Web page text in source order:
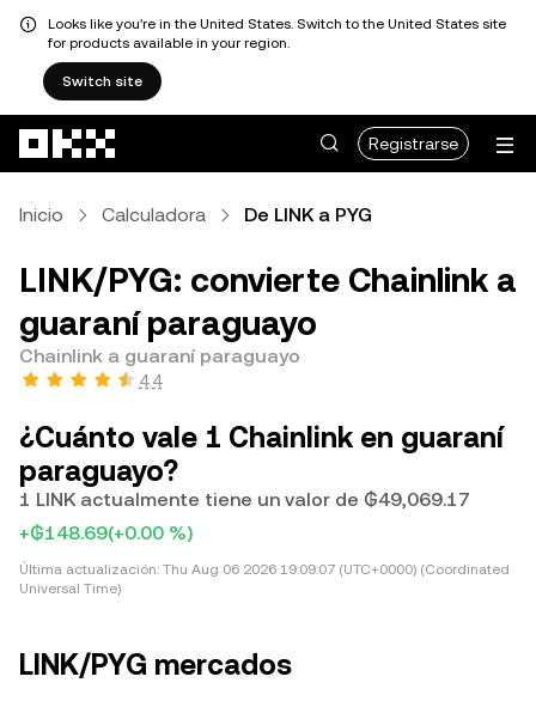
Looks like you're in the United States. Switch to the United States site
for products available in your region.
Switch site
Registrarse
Inicio Calculadora De LINK a PYG
LINK/PYG: convierte Chainlink a
guaraní paraguayo
Chainlink a guaraní paraguayo
4.4
¿Cuánto vale 1 Chainlink en guaraní
paraguayo?
1 LINK actualmente tiene un valor de ₲49,069.17
+₲148.69(+0.00 %)
Última actualización: Thu Aug 06 2026 19:09:07 (UTC+0000) (Coordinated
Universal Time)
LINK/PYG mercados